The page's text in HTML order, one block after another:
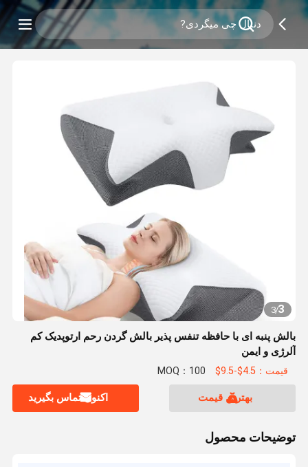
3
/
3
بالش پنبه ای با حافظه تنفس پذیر بالش گردن رحم ارتوپدیک کم
آلرژی و ایمن
قیمت：4.5$-9.5$ MOQ：100
بهترین قیمت اکنون تماس بگیرید
توضیحات محصول